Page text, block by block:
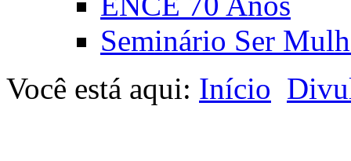
Seminário Ser
Você está aqui: Início